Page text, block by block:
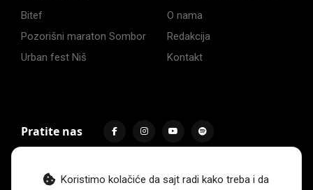
Koristimo kolačiće da sajt radi kako treba i da
Bitef
Pozorišni maraton Sombor
Urban fest Niš
O nama
Redakcija
Kontakt
Pratite nas